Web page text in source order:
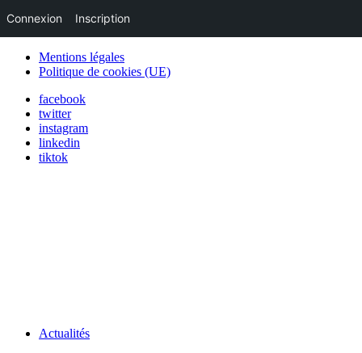
Mentions légales
Politique de cookies (UE)
facebook
twitter
instagram
linkedin
tiktok
Actualités
Connexion Inscription